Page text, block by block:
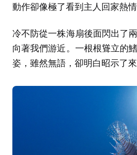
動作卻像極了看到主人回家熱情
冷不防從一株海扇後面閃出了
向著我們游近。一根根聳立的
姿，雖然無語，卻明白昭示了來